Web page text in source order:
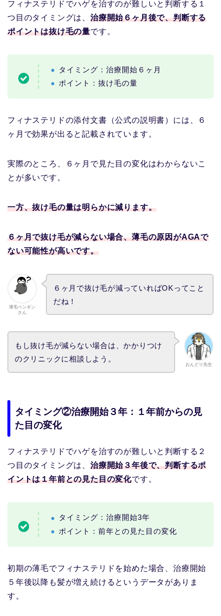
フィナステリドでハゲを治すのが難しいと判断する１
つ目のタイミングは、 治療開始６ヶ月後で、判断する
ポイントは抜け毛の量です。
タイミング：治療開始６ヶ月
ポイント：抜け毛の量
フィナステリドの添付文書（公式の説明書）には、６
ヶ月で効果が出ると記載されています。
実際のところ、６ヶ月で見た目の変化はわからないこ
とが多いです。
一方、抜け毛の量は明らかに減ります。
６ヶ月で抜け毛が減らない場合、薄毛の原因がAGAで
ない可能性が高いです。
薄毛ペンギン
さん
６ヶ月で抜け毛が減っていればOKってこと
だね！
おんどり先生
もし抜け毛が減らない場合は、かかりつけ
のクリニックに相談しよう。
タイミング②治療開始３年：１年前からの見
た目の変化
フィナステリドでハゲを治すのが難しいと判断する２
つ目のタイミングは、 治療開始３年後で、判断するポ
イントは１年前との見た目の変化です。
タイミング：治療開始3年
ポイント：前年との見た目の変化
初期の薄毛でフィナステリドを始めた場合、治療開始
５年後以降も髪が増え続けるというデータがありま
す。